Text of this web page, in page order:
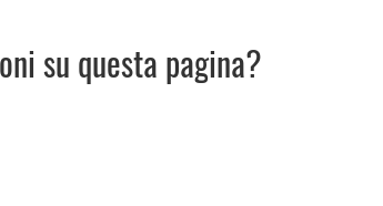
su questa pagina?